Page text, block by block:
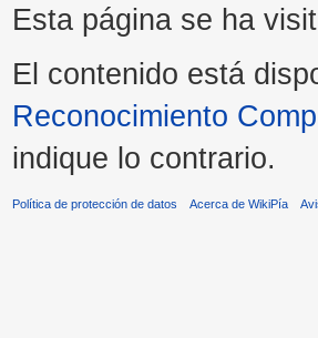
Esta página se ha
El contenido está
Reconocimiento
indique lo contrario.
Política de protección de datos Acerca de WikiPía